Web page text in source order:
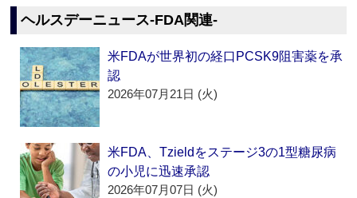
ヘルスデーニュース‐FDA関連‐
米FDAが世界初の経口PCSK9阻害薬を承
認
2026年07月21日 (火)
米FDA、Tzieldをステージ3の1型糖尿病
の小児に迅速承認
2026年07月07日 (火)